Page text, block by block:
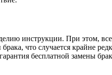
инструкции. При этом,
что случается крайне
бесплатной замены